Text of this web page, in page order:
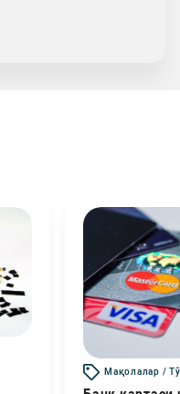
Мақолалар /